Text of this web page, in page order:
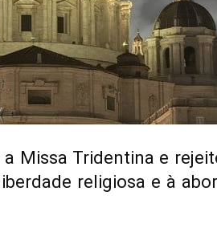
Sebastião
Frades
Missa Tridentina e
religiosa e à